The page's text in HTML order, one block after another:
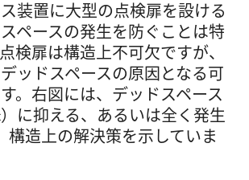
装置に大型の点検扉を設ける
ペースの発生を防ぐことは特
検扉は構造上不可欠ですが、
ッドスペースの原因となる可
。右図には、デッドスペース
に抑える、あるいは全く発生
構造上の解決策を示していま